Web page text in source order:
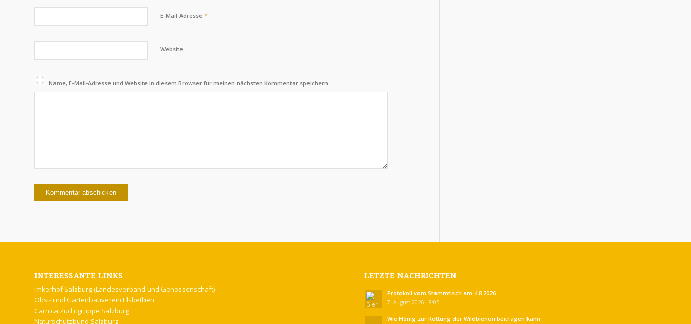
E-Mail-Adresse *
Website
Name, E-Mail-Adresse und Website in diesem Browser für meinen nächsten Kommentar speichern.
INTERESSANTE LINKS
Imkerhof Salzburg (Landesverband und Genossenschaft)
Obst- und Gartenbauverein Elsbethen
Carnica Zuchtgruppe Salzburg
Naturschutzbund Salzburg
LETZTE NACHRICHTEN
Protokoll vom Stammtisch am 4.8.2026
7. August 2026 - 8:05
Wie Honig zur Rettung der Wildbienen beitragen kann